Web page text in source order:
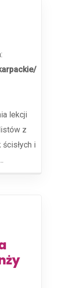
lekcji
z
i